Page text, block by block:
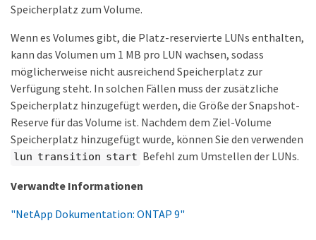
Speicherplatz zum Volume.
Wenn es Volumes gibt, die Platz-reservierte LUNs enthalten,
kann das Volumen um 1 MB pro LUN wachsen, sodass
möglicherweise nicht ausreichend Speicherplatz zur
Verfügung steht. In solchen Fällen muss der zusätzliche
Speicherplatz hinzugefügt werden, die Größe der Snapshot-
Reserve für das Volume ist. Nachdem dem Ziel-Volume
Speicherplatz hinzugefügt wurde, können Sie den verwenden
lun transition start Befehl zum Umstellen der LUNs.
Verwandte Informationen
"NetApp Dokumentation: ONTAP 9"